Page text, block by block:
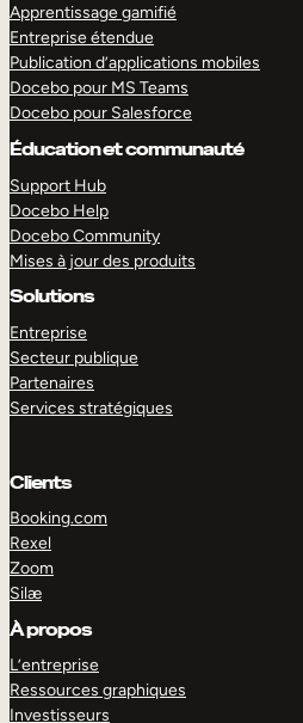
Apprentissage gamifié
Entreprise étendue
Publication d’applications mobiles
Docebo pour MS Teams
Docebo pour Salesforce
Éducation et communauté
Support Hub
Docebo Help
Docebo Community
Mises à jour des produits
Solutions
Entreprise
Secteur publique
Partenaires
Services stratégiques
Clients
Booking.com
Rexel
Zoom
Silæ
À propos
L’entreprise
Ressources graphiques
Investisseurs